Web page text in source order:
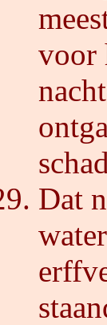
voor
Dat